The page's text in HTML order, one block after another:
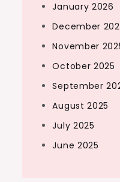
January 2026
December
November
October 2025
September
August 2025
July 2025
June 2025